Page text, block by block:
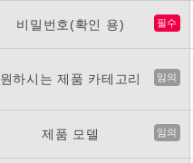
비밀번호(확인 용) 필수
원하시는 제품 카테고리 임의
제품 모델 임의